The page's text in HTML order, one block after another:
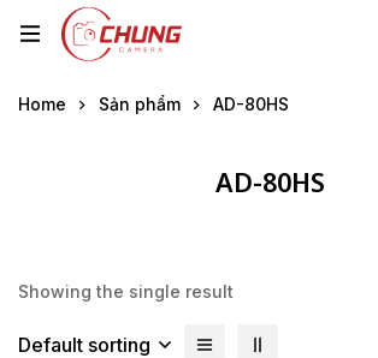
Home Sản phẩm AD-80HS
AD-80HS
Showing the single result
Default sorting